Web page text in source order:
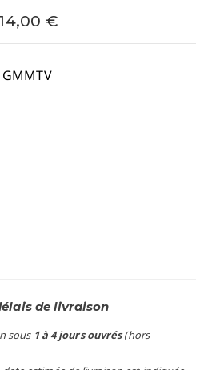
14,00 €
de livraison
sous 1 à 4 jours ouvrés(hors